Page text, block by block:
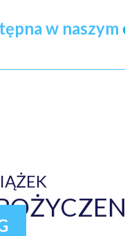
w naszym